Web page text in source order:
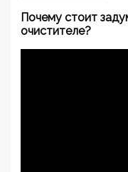
Почему стоит
очистителе?